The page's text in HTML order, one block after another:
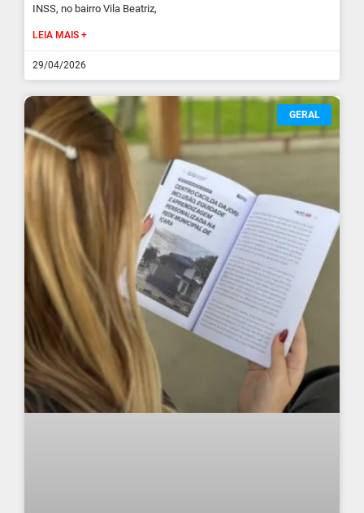
INSS, no bairro Vila Beatriz,
LEIA MAIS +
29/04/2026
GERAL